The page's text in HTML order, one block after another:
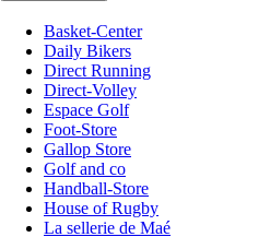
Basket-Center
Daily Bikers
Direct Running
Direct-Volley
Espace Golf
Foot-Store
Gallop Store
Golf and co
Handball-Store
House of Rugby
La sellerie de Maé